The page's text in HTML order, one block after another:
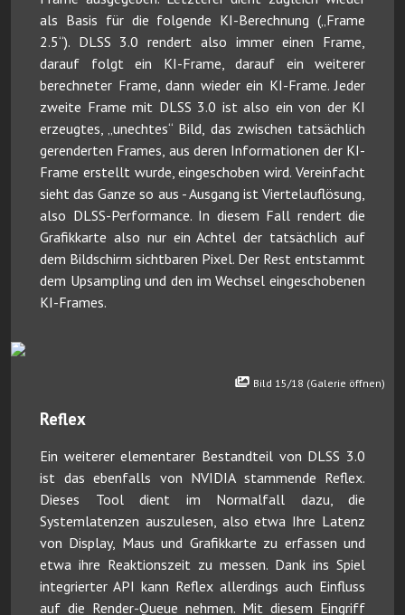
als Basis für die folgende KI-Berechnung („Frame
2.5“). DLSS 3.0 rendert also immer einen Frame,
darauf folgt ein KI-Frame, darauf ein weiterer
berechneter Frame, dann wieder ein KI-Frame. Jeder
zweite Frame mit DLSS 3.0 ist also ein von der KI
erzeugtes, „unechtes“ Bild, das zwischen tatsächlich
gerenderten Frames, aus deren Informationen der KI-
Frame erstellt wurde, eingeschoben wird. Vereinfacht
sieht das Ganze so aus - Ausgang ist Viertelauflösung,
also DLSS-Performance. In diesem Fall rendert die
Grafikkarte also nur ein Achtel der tatsächlich auf
dem Bildschirm sichtbaren Pixel. Der Rest entstammt
dem Upsampling und den im Wechsel eingeschobenen
KI-Frames.
Bild 15/18 (Galerie öffnen)
Reflex
Ein weiterer elementarer Bestandteil von DLSS 3.0
ist das ebenfalls von NVIDIA stammende Reflex.
Dieses Tool dient im Normalfall dazu, die
Systemlatenzen auszulesen, also etwa Ihre Latenz
von Display, Maus und Grafikkarte zu erfassen und
etwa ihre Reaktionszeit zu messen. Dank ins Spiel
integrierter API kann Reflex allerdings auch Einfluss
auf die Render-Queue nehmen. Mit diesem Eingriff